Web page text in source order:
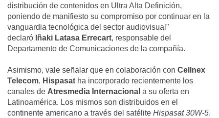
distribución de contenidos en Ultra Alta Definición,
poniendo de manifiesto su compromiso por continuar en la
vanguardia tecnológica del sector audiovisual"
declaró Iñaki Latasa Errecart, responsable del
Departamento de Comunicaciones de la compañía.
Asimismo, vale señalar que en colaboración con Cellnex
Telecom, Hispasat ha incorporado recientemente los
canales de Atresmedia Internacional a su oferta en
Latinoamérica. Los mismos son distribuidos en el
continente americano a través del satélite Hispasat 30W-5.